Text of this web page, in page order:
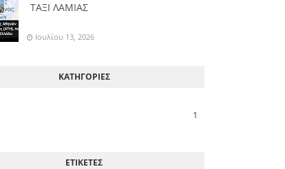
ΤΑΞΙ ΛΑΜΙΑΣ
Ιουλίου 13, 2026
ΚΑΤΗΓΟΡΙΕΣ
1
ΕΤΙΚΕΤΕΣ